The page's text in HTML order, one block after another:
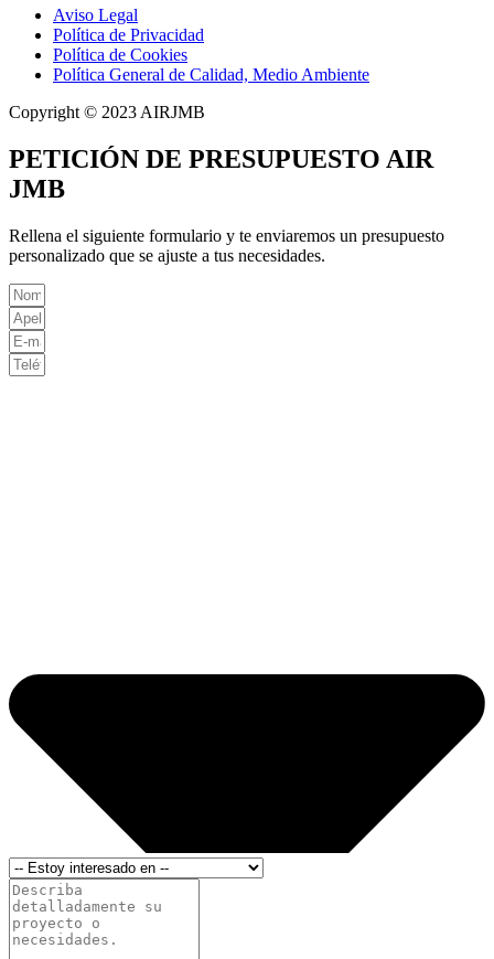
Aviso Legal
Política de Privacidad
Política de Cookies
Política General de Calidad, Medio Ambiente
Copyright © 2023 AIRJMB
PETICIÓN DE PRESUPUESTO AIR
JMB
Rellena el siguiente formulario y te enviaremos un presupuesto
personalizado que se ajuste a tus necesidades.